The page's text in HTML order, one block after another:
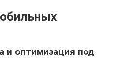
и оптимизация под